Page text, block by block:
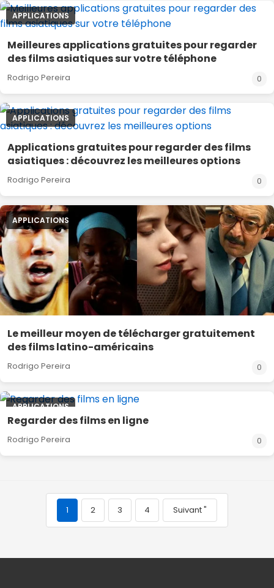
APPLICATIONS
Meilleures applications gratuites pour regarder
des films asiatiques sur votre téléphone
Rodrigo Pereira 0
APPLICATIONS
Applications gratuites pour regarder des films
asiatiques : découvrez les meilleures options
Rodrigo Pereira 0
APPLICATIONS
Le meilleur moyen de télécharger gratuitement
des films latino-américains
Rodrigo Pereira 0
APPLICATIONS
Regarder des films en ligne
Rodrigo Pereira 0
1 2 3 4 Suivant "